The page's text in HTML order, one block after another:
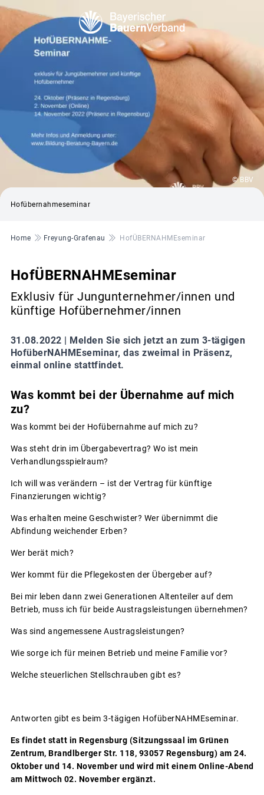
© BBV
Hofübernahmeseminar
Pfadnavigation
Home Freyung-Grafenau HofÜBERNAHMEseminar
HofÜBERNAHMEseminar
Exklusiv für Jungunternehmer/innen und
künftige Hofübernehmer/innen
31.08.2022 |
Melden Sie sich jetzt an zum 3-tägigen
HofüberNAHMEseminar, das zweimal in Präsenz,
einmal online stattfindet.
Was kommt bei der Übernahme auf mich
zu?
Was kommt bei der Hofübernahme auf mich zu?
Was steht drin im Übergabevertrag? Wo ist mein
Verhandlungsspielraum?
Ich will was verändern – ist der Vertrag für künftige
Finanzierungen wichtig?
Was erhalten meine Geschwister? Wer übernimmt die
Abfindung weichender Erben?
Wer berät mich?
Wer kommt für die Pflegekosten der Übergeber auf?
Bei mir leben dann zwei Generationen Altenteiler auf dem
Betrieb, muss ich für beide Austragsleistungen übernehmen?
Was sind angemessene Austragsleistungen?
Wie sorge ich für meinen Betrieb und meine Familie vor?
Welche steuerlichen Stellschrauben gibt es?
Antworten gibt es beim 3-tägigen HofüberNAHMEseminar.
Es findet statt in Regensburg (Sitzungssaal im Grünen
Zentrum, Brandlberger Str. 118, 93057 Regensburg) am 24.
Oktober und 14. November und wird mit einem Online-Abend
am Mittwoch 02. November ergänzt.